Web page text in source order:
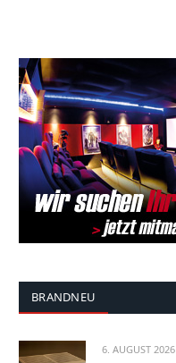
BRANDNEU
6. AUGUST 2026